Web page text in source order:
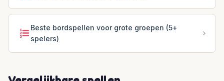
Beste bordspellen voor grote groepen (5+
spelers)